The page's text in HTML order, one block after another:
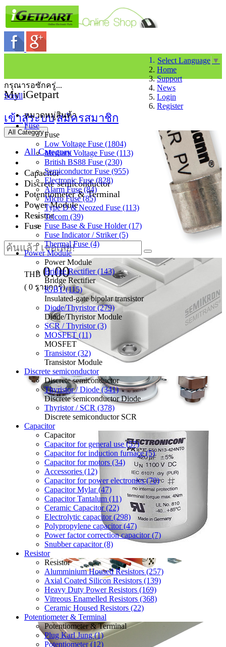
Select Language ▼
Home
Support
News
Login
Register
My iGetpart
เข้าสู่ระบบสมัครสมาชิก
All Category
All Category
Capacitor
Discrete semiconductor
Potentiometer & Terminal
Power Module
Resistor
Fuse
THB 0.00
( 0 รายการ)
กรุณารอซักครู่...
Scroll
หมวดหมู่สินค้า
Fuse
Fuse
Low Voltage Fuse (1804)
Medium Voltage Fuse (113)
British BS88 Fuse (230)
Semiconductor Fuse (955)
Electronic Fuse (828)
Alarm Fuse (84)
Micro Fuse (85)
Type D & Neozed Fuse (113)
Telcom (39)
Fuse Base & Fuse Holder (17)
Fuse Indicator / Striker (5)
Thermal Fuse (4)
Power Module
Power Module
Bridge Rectifier (143)
Bridge Rectifier
IGBT (115)
Insulated-gate bipolar transistor
Diode/Thyristor (279)
Diode/Thyristor Module
SCR / Thyristor (3)
MOSFET (11)
MOSFET
Transistor (32)
Transistor Module
Discrete semiconductor
Discrete semiconductor
Thyristor / Diode (341)
Discrete semiconductor Diode
Thyristor / SCR (378)
Discrete semiconductor SCR
Capacitor
Capacitor
Capacitor for general use (57)
Capacitor for induction furnace (5)
Capacitor for motors (34)
Accessories (12)
Capacitor for power electronics (70)
Capacitor Mylar (47)
Capacitor Tantalum (11)
Ceramic Capacitor (22)
Electrolytic capacitor (298)
Polypropylene capacitor (47)
Power factor correction capacitor (7)
Snubber capacitor (8)
Resistor
Resistor
Alumminium Housed Resistors (257)
Axial Coated Silicon Resistors (139)
Heavy Duty Power Resistors (169)
Vitreous Enamelled Resistors (368)
Ceramic Housed Resistors (22)
Potentiometer & Terminal
Potentiometer & Terminal
Plug Karl Jung (1)
Potentiometer (12)